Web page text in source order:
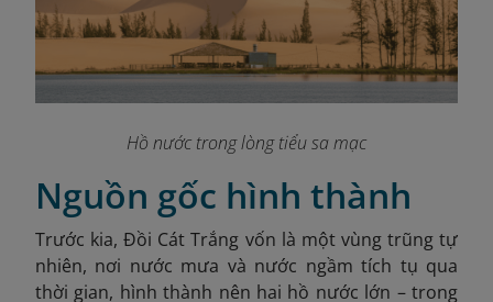
Hồ nước trong lòng tiểu sa mạc
Nguồn gốc hình thành
Trước kia, Đồi Cát Trắng vốn là một vùng trũng tự
nhiên, nơi nước mưa và nước ngầm tích tụ qua
thời gian, hình thành nên hai hồ nước lớn – trong